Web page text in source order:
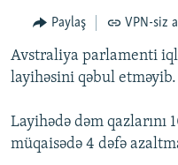
QANUNI DOĞRU
ARAŞDIRMA
MULTIMEDIA
VIDEO
FOTOQALEREYA
RADIO ARXIV
OXU ZALI
HAQQIMIZDA
Paylaş VPN-siz
Avstraliya parlamenti
layihəsini qəbul etməyib.
Layihədə dəm
müqaisədə 4 dəfə